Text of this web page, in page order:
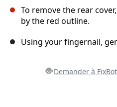
To remove the rear
by the red outline.
Using your fingernail,
Demander à FixBot